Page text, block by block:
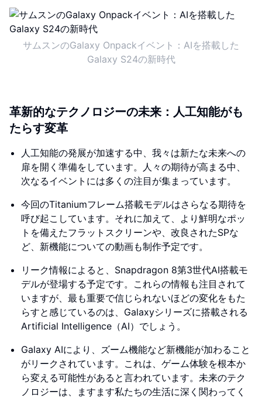
サムスンのGalaxy Onpackイベント：AIを搭載した
Galaxy S24の新時代
革新的なテクノロジーの未来：人工知能がも
たらす変革
人工知能の発展が加速する中、我々は新たな未来への
扉を開く準備をしています。人々の期待が高まる中、
次なるイベントには多くの注目が集まっています。
今回のTitaniumフレーム搭載モデルはさらなる期待を
呼び起こしています。それに加えて、より鮮明なポッ
トを備えたフラットスクリーンや、改良されたSPな
ど、新機能についての動画も制作予定です。
リーク情報によると、Snapdragon 8第3世代AI搭載モ
デルが登場する予定です。これらの情報も注目されて
いますが、最も重要で信じられないほどの変化をもた
らすと感じているのは、Galaxyシリーズに搭載される
Artificial Intelligence（AI）でしょう。
Galaxy AIにより、ズーム機能など新機能が加わること
がリークされています。これは、ゲーム体験を根本か
ら変える可能性があると言われています。未来のテク
ノロジーは、ますます私たちの生活に深く関わってく